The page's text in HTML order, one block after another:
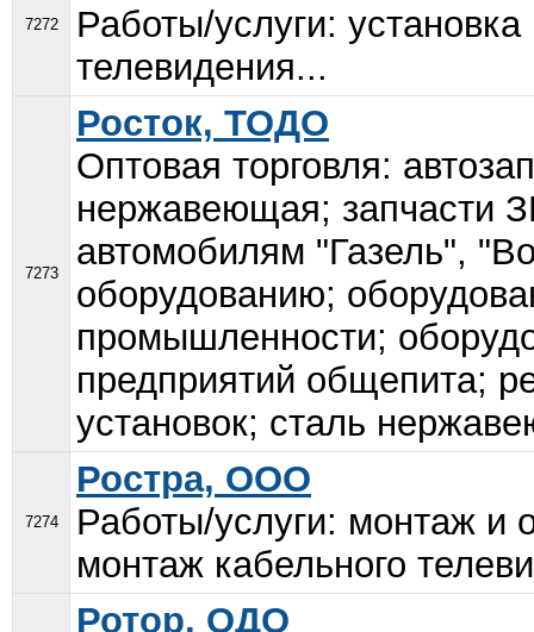
7272
Работы/услуги:
телевидения...
7273
Росток, ТОДО
Оптовая торговля:
нержавеющая; запчасти
автомобилям "Газель",
оборудованию;
промышленности;
предприятий общепита;
установок; сталь
7274
Ростра, ООО
Работы/услуги: монтаж и
монтаж кабельного
Ротор, ОДО